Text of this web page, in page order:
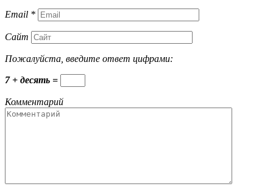
Email *
Сайт
Пожалуйста, введите ответ цифрами:
7 + десять =
Комментарий